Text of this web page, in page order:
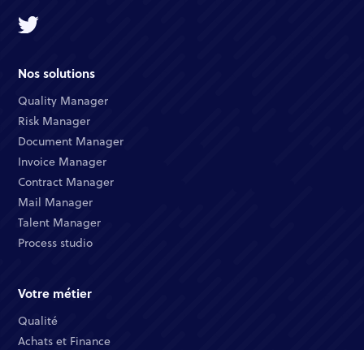
Nos solutions
Quality Manager​
Risk Manager​
Document Manager​
Invoice Manager​
Contract Manager​
Mail Manager​
Talent Manager​
Process studio
Votre métier
Qualité​
Achats et Finance ​